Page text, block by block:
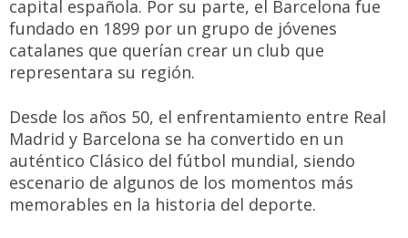
capital española. Por su parte, el Barcelona fue
fundado en 1899 por un grupo de jóvenes
catalanes que querían crear un club que
representara su región.
Desde los años 50, el enfrentamiento entre Real
Madrid y Barcelona se ha convertido en un
auténtico Clásico del fútbol mundial, siendo
escenario de algunos de los momentos más
memorables en la historia del deporte.